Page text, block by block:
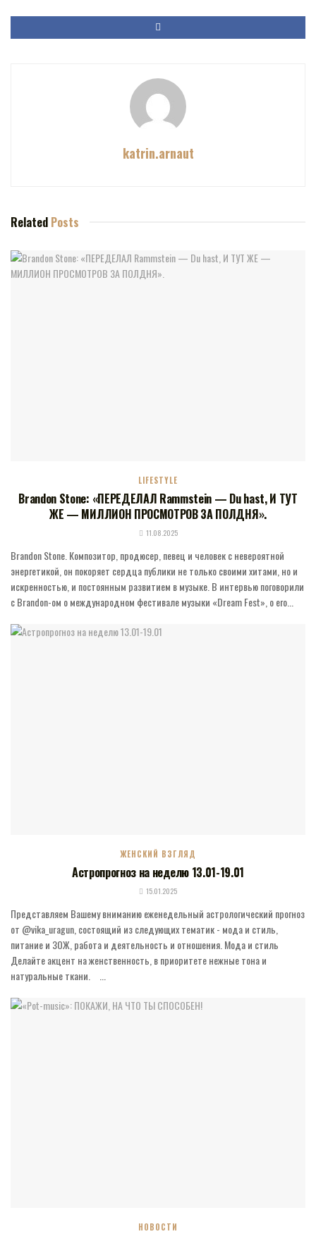
katrin.arnaut
Related Posts
LIFESTYLE
Brandon Stone: «ПЕРЕДЕЛАЛ Rammstein — Du hast, И ТУТ
ЖЕ — МИЛЛИОН ПРОСМОТРОВ ЗА ПОЛДНЯ».
11.08.2025
Brandon Stone. Композитор, продюсер, певец и человек с невероятной
энергетикой, он покоряет сердца публики не только своими хитами, но и
искренностью, и постоянным развитием в музыке. В интервью поговорили
с Brandon-ом о международном фестивале музыки «Dream Fest», о его...
ЖЕНСКИЙ ВЗГЛЯД
Астропрогноз на неделю 13.01-19.01
15.01.2025
Представляем Вашему вниманию еженедельный астрологический прогноз
от @vika_uragun, состоящий из следующих тематик - мода и стиль,
питание и ЗОЖ, работа и деятельность и отношения. Мода и стиль
Делайте акцент на женственность, в приоритете нежные тона и
натуральные ткани. ⠀...
НОВОСТИ